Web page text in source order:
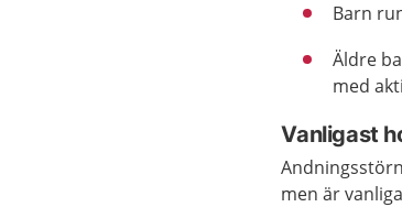
Barn
Äldre
med
Vanligast
men är